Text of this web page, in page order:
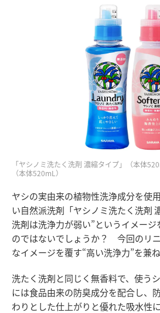
「ヤシノミ洗たく洗剤 濃縮タイプ」（本体
（本体520mL）
ヤシの実由来の植物性洗浄成分を使
い自然派洗剤「ヤシノミ洗たく洗剤
洗剤は洗浄力が弱い”というイメー
のではないでしょうか？ 今回のリ
なイメージを覆す“高い洗浄力”を兼
洗たく洗剤と同じく無香料で、使う
には食品由来の防臭成分を配合し、
わりとした仕上がりと優れた吸水性